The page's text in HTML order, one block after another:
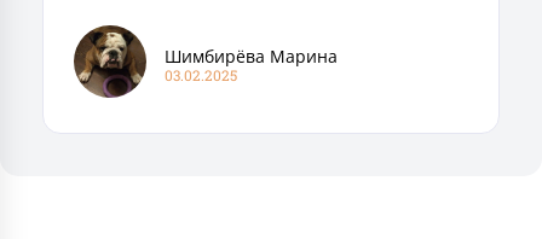
Шимбирёва Марина
03.02.2025